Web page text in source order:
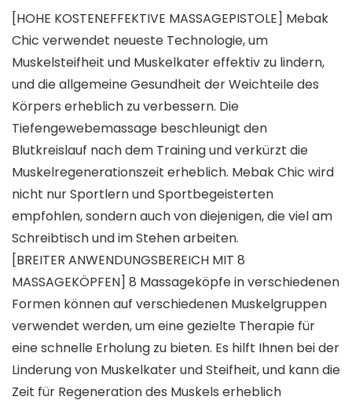
[HOHE KOSTENEFFEKTIVE MASSAGEPISTOLE] Mebak
Chic verwendet neueste Technologie, um
Muskelsteifheit und Muskelkater effektiv zu lindern,
und die allgemeine Gesundheit der Weichteile des
Körpers erheblich zu verbessern. Die
Tiefengewebemassage beschleunigt den
Blutkreislauf nach dem Training und verkürzt die
Muskelregenerationszeit erheblich. Mebak Chic wird
nicht nur Sportlern und Sportbegeisterten
empfohlen, sondern auch von diejenigen, die viel am
Schreibtisch und im Stehen arbeiten.
[BREITER ANWENDUNGSBEREICH MIT 8
MASSAGEKÖPFEN] 8 Massageköpfe in verschiedenen
Formen können auf verschiedenen Muskelgruppen
verwendet werden, um eine gezielte Therapie für
eine schnelle Erholung zu bieten. Es hilft Ihnen bei der
Linderung von Muskelkater und Steifheit, und kann die
Zeit für Regeneration des Muskels erheblich